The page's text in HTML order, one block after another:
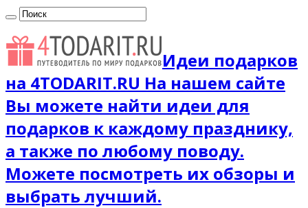
Идеи подарков
на 4TODARIT.RU На нашем сайте
Вы можете найти идеи для
подарков к каждому празднику,
а также по любому поводу.
Можете посмотреть их обзоры и
выбрать лучший.